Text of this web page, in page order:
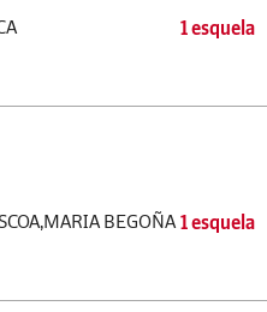
1 esquela
BEGOÑA 1 esquela